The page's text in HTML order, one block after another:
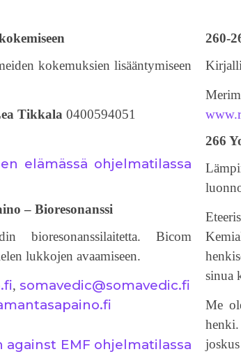
kokemuksien lisääntymiseen
Tikkala 0400594051
elämässä ohjelmatilassa
– Bioresonanssi
bioresonanssilaitetta. Bicom
lukkojen avaamiseen.
, somavedic@somavedic.fi
against EMF ohjelmatilassa
260-
266
sinua
Me